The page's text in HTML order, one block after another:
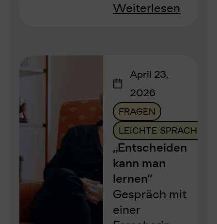
Weiterlesen
April 23,
2026
FRAGEN
LEICHTE SPRACHE
„Entscheiden
kann man
lernen“
Gespräch mit
einer